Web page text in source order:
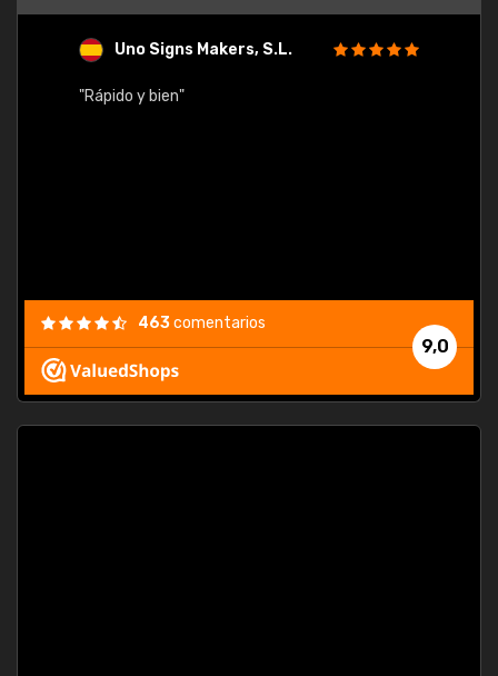
Uno Signs Makers, S.L.
"Rápido y bien"
9,0
463comentarios